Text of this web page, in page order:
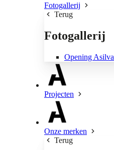
Fotogallerij
Terug
Fotogallerij
Opening Asilva
Projecten
Onze merken
Terug